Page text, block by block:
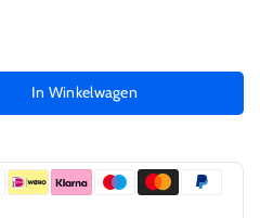
In Winkelwagen